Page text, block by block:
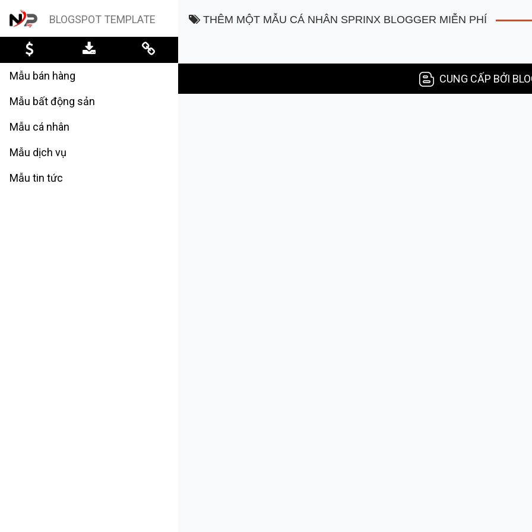
BLOGSPOT TEMPLATE
Mẫu bán hàng
Mẫu bất động sản
Mẫu cá nhân
Mẫu dịch vụ
Mẫu tin tức
THÊM MỘT MẪU CÁ NHÂN SPRINX BLOGGER MIỄN PHÍ
CUNG CẤP BỞI